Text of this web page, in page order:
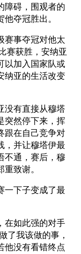
障碍，围观者的
夺冠胜出。
赛事夺冠对他太
赛获胜，安纳亚
以加入国家队或
纳亚的生活改变
没有直接从穆塔
突然停下来，挥
跟在自己竞争对
，并让穆塔伊最
不通，赛后，穆
致谢。
一下子变成了最
在如此强的对手
了我该做的事，
他没有看错终点